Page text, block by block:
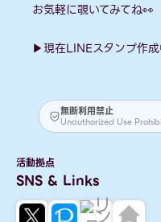
お気軽に覗いてみてね👀
▶現在LINEスタンプ作成
無断利用禁止
Unauthorized Use
活動拠点
SNS & Links